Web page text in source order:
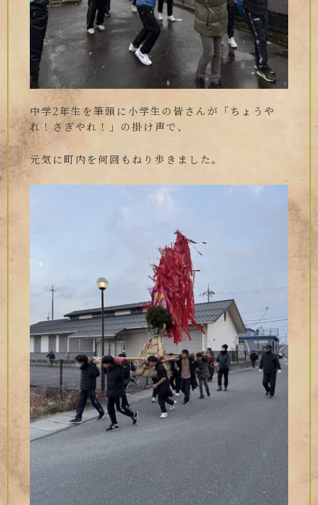
中学2年生を筆頭に小学生の皆さんが「ちょうや
れ！さぎやれ！」の掛け声で、
元気に町内を何回もねり歩きました。